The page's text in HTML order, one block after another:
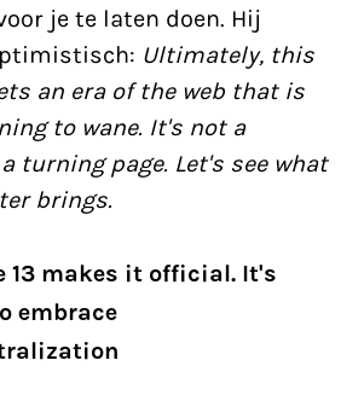
je te laten doen. Hij
Ultimately, this
an era of the web that is
to wane. It's not a
turning page. Let's see what
brings.
13 makes it official. It's
embrace